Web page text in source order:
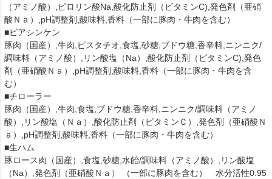
（アミノ酸）,ピロリン酸Na,酸化防止剤（ビタミンC),発色剤（亜硝
酸Ｎａ）,pH調整剤,酸味料,香料（一部に豚肉・牛肉を含む）
■ビアシンケン
豚肉（国産）,牛肉,ピスタチオ,食塩,砂糖,ブドウ糖,香辛料,ニンニク/
調味料（アミノ酸）,リン酸塩（Na）,酸化防止剤（ビタミンC),発色
剤（亜硝酸Ｎａ）,pH調整剤,酸味料,香料（一部に豚肉・牛肉を含
む）
■チローラー
豚肉（国産）,牛肉,食塩,ブドウ糖,香辛料,ニンニク/調味料（アミノ
酸）,リン酸塩（Ｎａ）,酸化防止剤（ビタミンＣ）,発色剤（亜硝酸Ｎ
ａ）,pH調整剤,酸味料,香料（一部に豚肉・牛肉を含む）
■生ハム
豚ロース肉（国産）,食塩,砂糖,水飴/調味料（アミノ酸）,リン酸塩
（Na）,発色剤（亜硝酸Ｎａ） （一部に豚肉を含む） 水分活性0.95